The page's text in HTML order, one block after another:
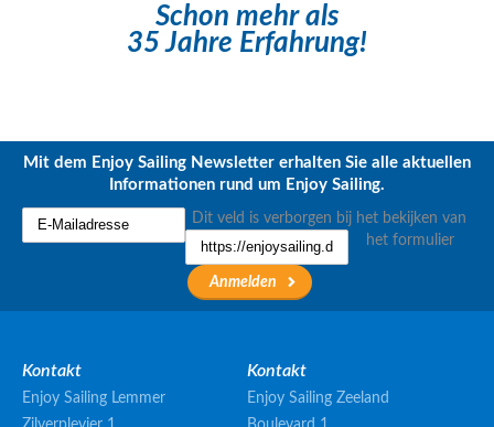
Schon mehr als
35 Jahre Erfahrung!
Mit dem Enjoy Sailing Newsletter erhalten Sie alle aktuellen
Informationen rund um Enjoy Sailing.
Dit veld is verborgen bij het bekijken van
het formulier
Kontakt
Enjoy Sailing Lemmer
Kontakt
Enjoy Sailing Zeeland